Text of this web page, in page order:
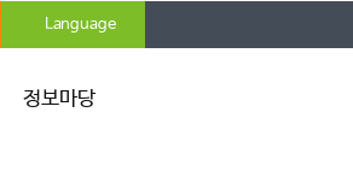
Language
정보마당